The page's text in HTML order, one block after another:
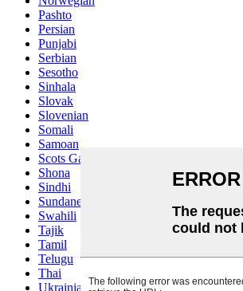
Pashto
Persian
Punjabi
Serbian
Sesotho
Sinhala
Slovak
Slovenian
Somali
Samoan
Scots Gaelic
Shona
Sindhi
Sundanese
Swahili
Tajik
Tamil
Telugu
Thai
Ukrainian